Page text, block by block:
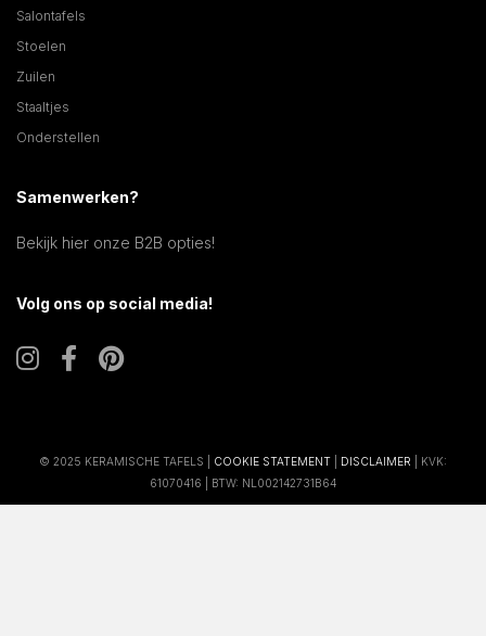
Salontafels
Stoelen
Zuilen
Staaltjes
Onderstellen
Samenwerken?
Bekijk hier onze B2B opties!
Volg ons op social media!
© 2025 KERAMISCHE TAFELS | COOKIE STATEMENT DISCLAIMER | KVK:
61070416 | BTW: NL002142731B64